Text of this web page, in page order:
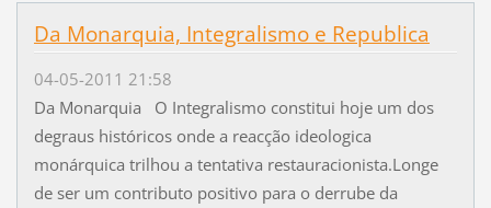
Da Monarquia, Integralismo e Republica
04-05-2011 21:58
Da Monarquia O Integralismo constitui hoje um dos
degraus históricos onde a reacção ideologica
monárquica trilhou a tentativa restauracionista.Longe
de ser um contributo positivo para o derrube da